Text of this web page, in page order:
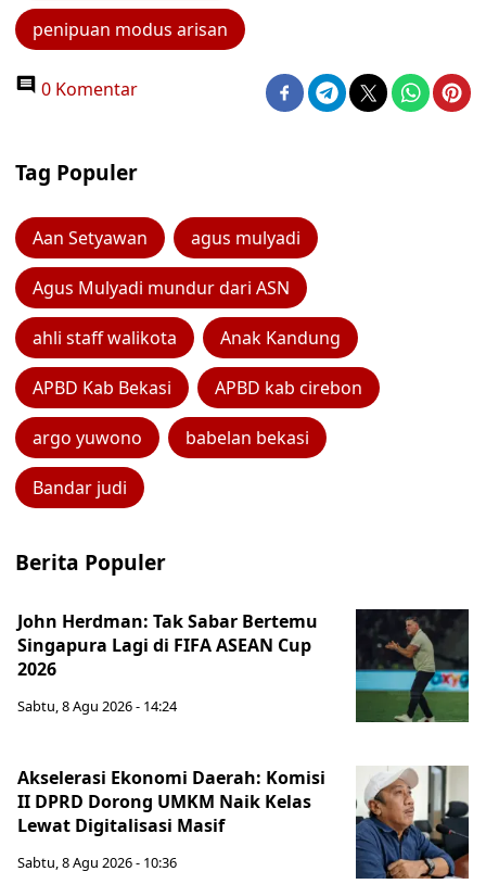
penipuan modus arisan
0 Komentar
Tag Populer
Aan Setyawan agus mulyadi
Agus Mulyadi mundur dari ASN
ahli staff walikota Anak Kandung
APBD Kab Bekasi APBD kab cirebon
argo yuwono babelan bekasi
Bandar judi
Berita Populer
John Herdman: Tak Sabar Bertemu
Singapura Lagi di FIFA ASEAN Cup
2026
Sabtu, 8 Agu 2026 - 14:24
Akselerasi Ekonomi Daerah: Komisi
II DPRD Dorong UMKM Naik Kelas
Lewat Digitalisasi Masif
Sabtu, 8 Agu 2026 - 10:36